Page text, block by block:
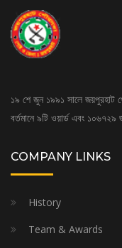
১৯ শে জুন ১৯৯১ সালে জয়পুরহাট
বর্তমানে ৯টি ওয়ার্ড এবং
COMPANY LINKS
History
Team & Awards